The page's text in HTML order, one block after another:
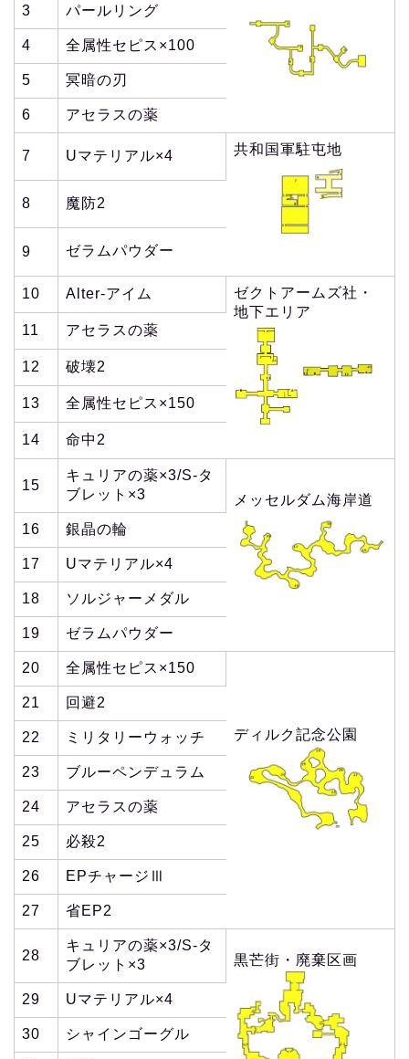
3
パールリング
4 全属性セピス×100
5 冥暗の刃
6 アセラスの薬
7 Uマテリアル×4 共和国軍駐屯地
8 魔防2
9 ゼラムパウダー
10 Alter-アイム
ゼクトアームズ社・
地下エリア
11
アセラスの薬
12 破壊2
13 全属性セピス×150
14 命中2
15
キュリアの薬×3/S-タ
ブレット×3
メッセルダム海岸道
16
銀晶の輪
17 Uマテリアル×4
18 ソルジャーメダル
19 ゼラムパウダー
20 全属性セピス×150
ディルク記念公園
21 回避2
22 ミリタリーウォッチ
23 ブルーペンデュラム
24 アセラスの薬
25 必殺2
26 EPチャージⅢ
27 省EP2
28
キュリアの薬×3/S-タ
ブレット×3
黒芒街・廃棄区画
29 Uマテリアル×4
30 シャインゴーグル